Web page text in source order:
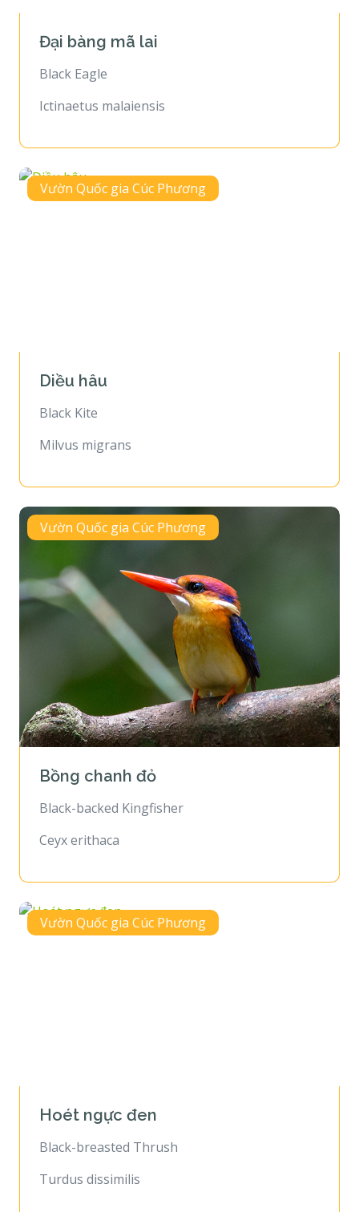
Đại bàng mã lai
Black Eagle
Ictinaetus malaiensis
Vườn Quốc gia Cúc Phương
Diều hâu
Black Kite
Milvus migrans
Vườn Quốc gia Cúc Phương
Bồng chanh đỏ
Black-backed Kingfisher
Ceyx erithaca
Vườn Quốc gia Cúc Phương
Hoét ngực đen
Black-breasted Thrush
Turdus dissimilis